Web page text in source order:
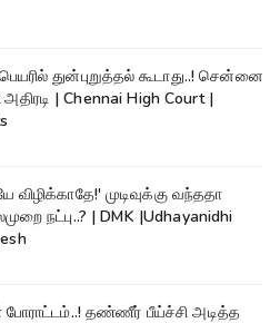
துன்புறுத்தல் கூடாது..! சென்னை
| Chennai High Court |
விழிக்காதே!' முடிவுக்கு வந்ததா
நட்பு..? | DMK |Udhayanidhi
தண்ணீர் பீய்ச்சி அடித்த